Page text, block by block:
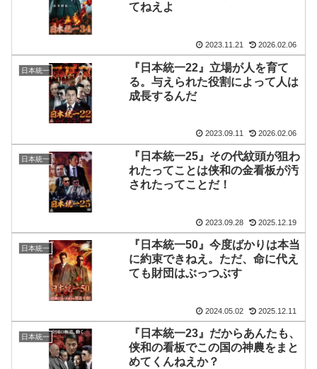
てねえよ
2023.11.21 2026.02.06
日本統一
『日本統一22』立場が人を育て
る。与えられた役割によって人は
成長するんだ
2023.09.11 2026.02.06
日本統一
『日本統一25』その代紋頭が狙わ
れたってことは侠和の金看板が汚
されたってことだ！
2023.09.28 2025.12.19
日本統一
『日本統一50』今度ばかりは本当
に約束できねえ。ただ、命に代え
ても財団はぶっつぶす
2024.05.02 2025.12.11
日本統一
『日本統一23』だからあんたも、
侠和の看板でこの国の神農をまと
めてくんねえか？